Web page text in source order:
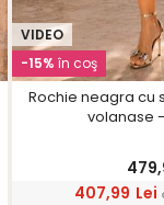
-15% în coş
VIDEO
Rochie neagra cu
volanase
407,99 Lei